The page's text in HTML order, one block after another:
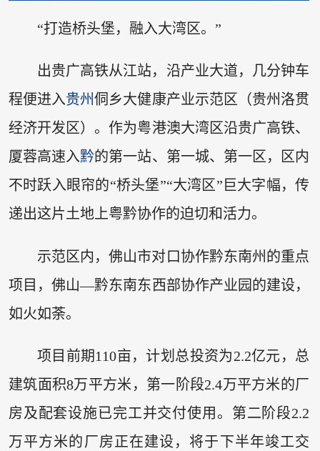
“打造桥头堡，融入大湾区。”
出贵广高铁从江站，沿产业大道，几分钟车
程便进入贵州侗乡大健康产业示范区（贵州洛贯
经济开发区）。作为粤港澳大湾区沿贵广高铁、
厦蓉高速入黔的第一站、第一城、第一区，区内
不时跃入眼帘的“桥头堡”“大湾区”巨大字幅，传
递出这片土地上粤黔协作的迫切和活力。
示范区内，佛山市对口协作黔东南州的重点
项目，佛山—黔东南东西部协作产业园的建设，
如火如荼。
项目前期110亩，计划总投资为2.2亿元，总
建筑面积8万平方米，第一阶段2.4万平方米的厂
房及配套设施已完工并交付使用。第二阶段2.2
万平方米的厂房正在建设，将于下半年竣工交